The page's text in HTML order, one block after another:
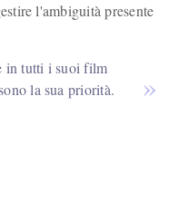
l'ambiguità presente
in tutti i suoi film
la sua priorità.